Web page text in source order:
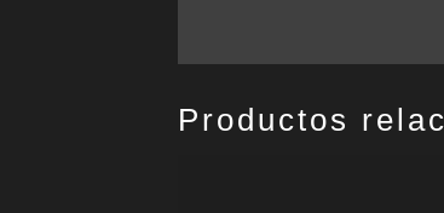
Productos